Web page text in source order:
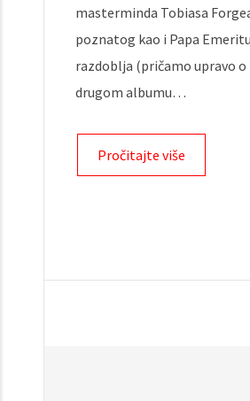
masterminda Tobiasa
poznatog kao i Papa
razdoblja (pričamo upravo o
drugom albumu…
Pročitajte više